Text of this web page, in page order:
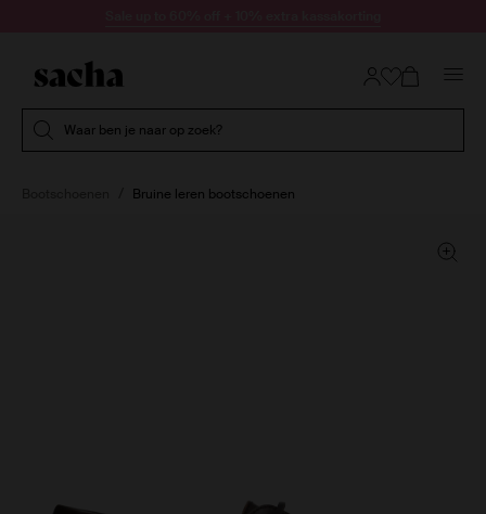
Waar ben je naar op zoek?
Bruine leren bootschoenen